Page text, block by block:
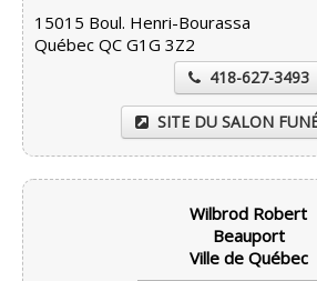
15015 Boul. Henri-Bourassa
Québec QC G1G 3Z2
418-627-3493
SITE DU SALON
Wilbrod Robert
Beauport
Ville de Québec